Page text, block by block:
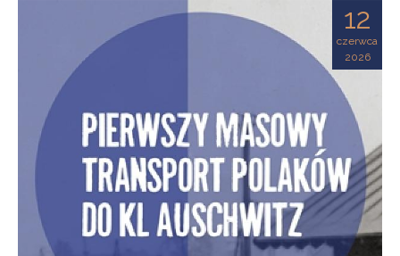
12
czerwca
2026